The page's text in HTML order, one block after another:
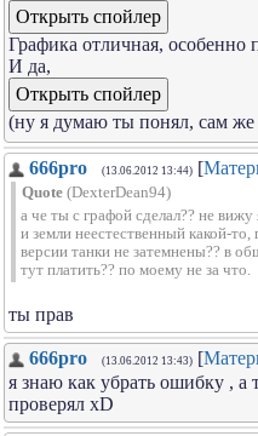
Графика отличная, особенно
И да,
(ну я думаю ты понял, сам же
666pro (13.06.2012 13:44) [
Quote (DexterDean94)
а че ты с графой сделал?? не
и земли неестественный какой-
версии танки не затемнены?? в
тут платить?? по моему не за что.
ты прав
666pro (13.06.2012 13:43) [
я знаю как убрать ошибку , а
проверял xD